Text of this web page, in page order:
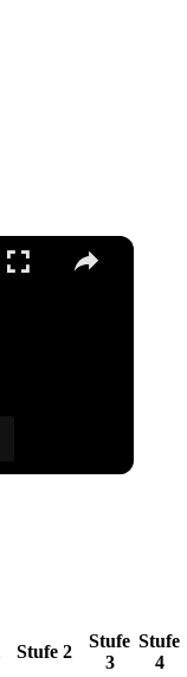
Stufe 2
Stufe
3
Stufe
4